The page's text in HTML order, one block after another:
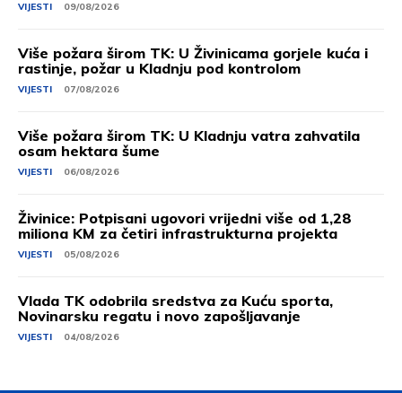
VIJESTI 09/08/2026
Više požara širom TK: U Živinicama gorjele kuća i
rastinje, požar u Kladnju pod kontrolom
VIJESTI 07/08/2026
Više požara širom TK: U Kladnju vatra zahvatila
osam hektara šume
VIJESTI 06/08/2026
Živinice: Potpisani ugovori vrijedni više od 1,28
miliona KM za četiri infrastrukturna projekta
VIJESTI 05/08/2026
Vlada TK odobrila sredstva za Kuću sporta,
Novinarsku regatu i novo zapošljavanje
VIJESTI 04/08/2026